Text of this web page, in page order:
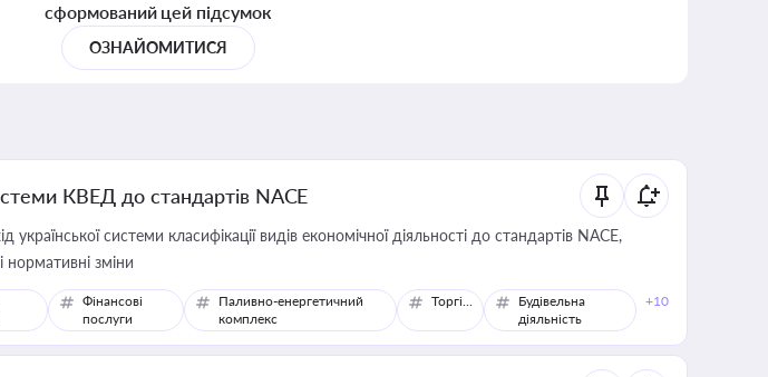
сформований цей підсумок
ОЗНАЙОМИТИСЯ
КВЕД до стандартів NACE
української системи класифікації видів економічної діяльності до стандартів NACE,
зміни
Фінансові
послуги
Паливно-енергетичний
комплекс
Торгівля
Будівельна
діяльність
+10